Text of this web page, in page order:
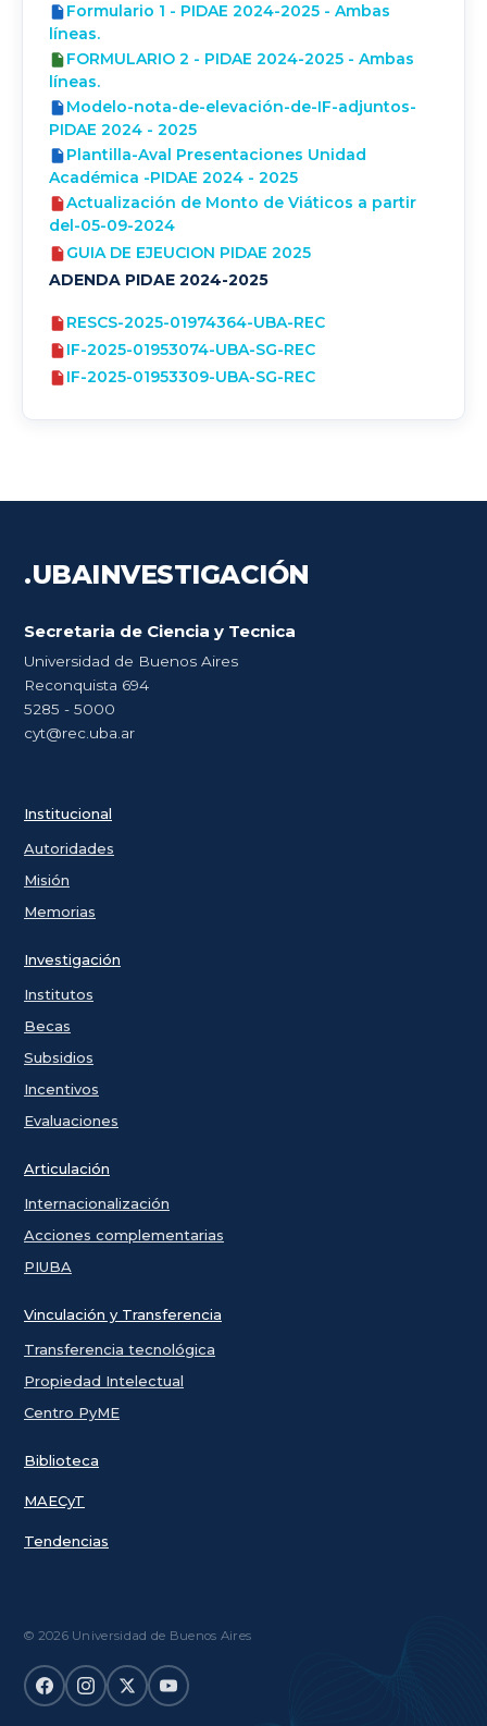
Formulario 1 - PIDAE 2024-2025 - Ambas
líneas.
FORMULARIO 2 - PIDAE 2024-2025 - Ambas
líneas.
Modelo-nota-de-elevación-de-IF-adjuntos-
PIDAE 2024 - 2025
Plantilla-Aval Presentaciones Unidad
Académica -PIDAE 2024 - 2025
Actualización de Monto de Viáticos a partir
del-05-09-2024
GUIA DE EJEUCION PIDAE 2025
ADENDA PIDAE 2024-2025
RESCS-2025-01974364-UBA-REC
IF-2025-01953074-UBA-SG-REC
IF-2025-01953309-UBA-SG-REC
.UBAINVESTIGACIÓN
Secretaria de Ciencia y Tecnica
Universidad de Buenos Aires
Reconquista 694
5285 - 5000
cyt@rec.uba.ar
Institucional
Autoridades
Misión
Memorias
Investigación
Institutos
Becas
Subsidios
Incentivos
Evaluaciones
Articulación
Internacionalización
Acciones complementarias
PIUBA
Vinculación y Transferencia
Transferencia tecnológica
Propiedad Intelectual
Centro PyME
Biblioteca
MAECyT
Tendencias
© 2026 Universidad de Buenos Aires